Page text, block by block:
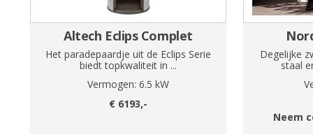
Altech Eclips Complet
Het paradepaardje uit de Eclips Serie
biedt topkwaliteit in ...
Vermogen: 6.5 kW
€ 6193,-
Degelijke
staal
Neem